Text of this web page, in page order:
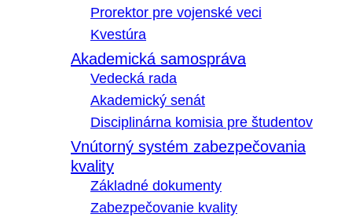
Prorektor pre vojenské veci
Kvestúra
Akademická samospráva
Vedecká rada
Akademický senát
Disciplinárna komisia pre študentov
Vnútorný systém zabezpečovania
kvality
Základné dokumenty
Zabezpečovanie kvality